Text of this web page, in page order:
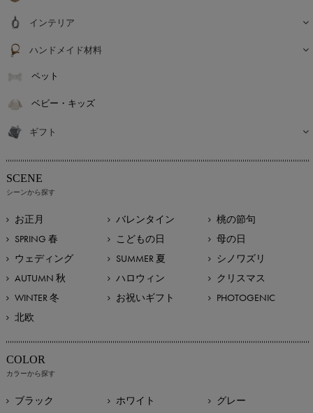
インテリア
ハンドメイド材料
ペット
ベビー・キッズ
ギフト
SCENE
シーンから探す
お正月 バレンタイン
桃の節句
SPRING 春
こどもの日
母の日
ウェディング
SUMMER 夏
シノワズリ
AUTUMN 秋
ハロウィン
クリスマス
WINTER 冬
お祝いギフト
PHOTOGENIC
北欧
COLOR
カラーから探す
ブラック ホワイト
グレー